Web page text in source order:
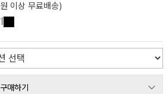
이상 무료배송)
매하기